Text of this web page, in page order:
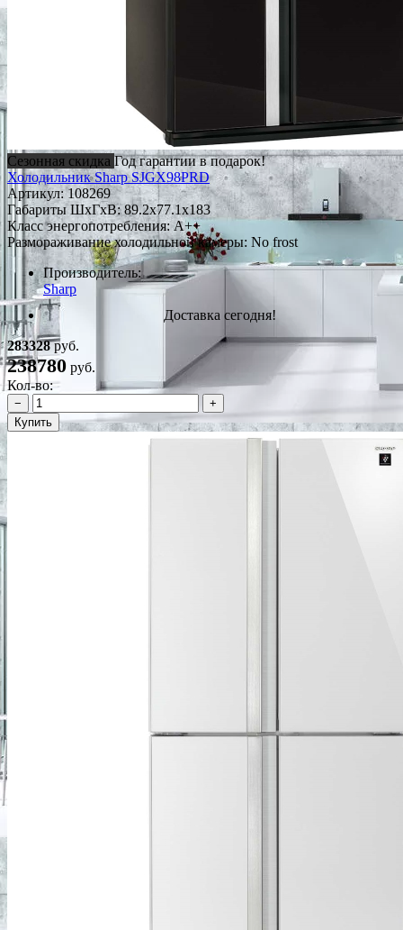
Сезонная скидка Год гарантии в подарок!
Холодильник Sharp SJGX98PRD
Артикул:108269
Габариты ШxГxВ: 89.2x77.1x183
Класс энергопотребления: A++
Размораживание холодильной камеры: No frost
Производитель:
Sharp
Доставка сегодня!
283328руб.
238780 руб.
Кол-во:
−
+
Купить